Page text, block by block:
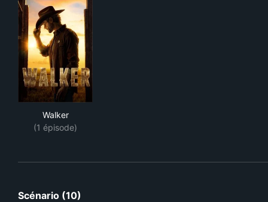
Walker
(1 épisode)
Scénario (10)